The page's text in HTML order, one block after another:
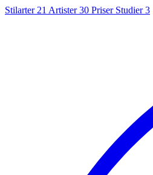
Stilarter 21 Artister30 Priser Studier3